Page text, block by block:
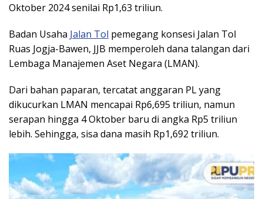
Oktober 2024 senilai Rp1,63 triliun.
Badan Usaha Jalan Tol pemegang konsesi Jalan Tol
Ruas Jogja-Bawen, JJB memperoleh dana talangan dari
Lembaga Manajemen Aset Negara (LMAN).
Dari bahan paparan, tercatat anggaran PL yang
dikucurkan LMAN mencapai Rp6,695 triliun, namun
serapan hingga 4 Oktober baru di angka Rp5 triliun
lebih. Sehingga, sisa dana masih Rp1,692 triliun.